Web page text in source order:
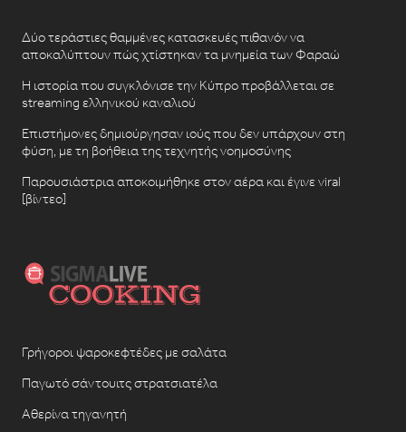
Δύο τεράστιες θαμμένες κατασκευές πιθανόν να
αποκαλύπτουν πώς χτίστηκαν τα μνημεία των Φαραώ
Η ιστορία που συγκλόνισε την Κύπρο προβάλλεται σε
streaming ελληνικού καναλιού
Επιστήμονες δημιούργησαν ιούς που δεν υπάρχουν στη
φύση, με τη βοήθεια της τεχνητής νοημοσύνης
Παρουσιάστρια αποκοιμήθηκε στον αέρα και έγινε viral
[βίντεο]
Γρήγοροι ψαροκεφτέδες με σαλάτα
Παγωτό σάντουιτς στρατσιατέλα
Αθερίνα τηγανητή